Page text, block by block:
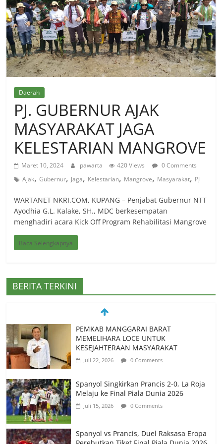
Daerah
PJ. GUBERNUR AJAK
MASYARAKAT JAGA
KELESTARIAN MANGROVE
Maret 10, 2024 pawarta 420 Views
0 Comments
Ajak,Gubernur, Jaga, Kelestarian, Mangrove, Masyarakat, PJ
WARTANET NKRI.COM, KUPANG – Penjabat Gubernur NTT
Ayodhia G.L. Kalake, SH., MDC berkesempatan
menghadiri acara Kick Off Program Rehabilitasi Mangrove
Baca Selengkapnya
BERITA TERKINI
PEMKAB MANGGARAI BARAT
MEMELIHARA LOCE UNTUK
KESEJAHTERAAN MASYARAKAT
Juli 22, 2026 0 Comments
Spanyol Singkirkan Prancis 2-0, La Roja
Melaju ke Final Piala Dunia 2026
Juli 15, 2026 0 Comments
Spanyol vs Prancis, Duel Raksasa Eropa